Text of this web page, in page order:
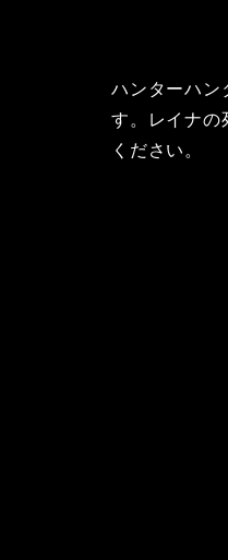
ハンターハン
す。レイナの
ください。